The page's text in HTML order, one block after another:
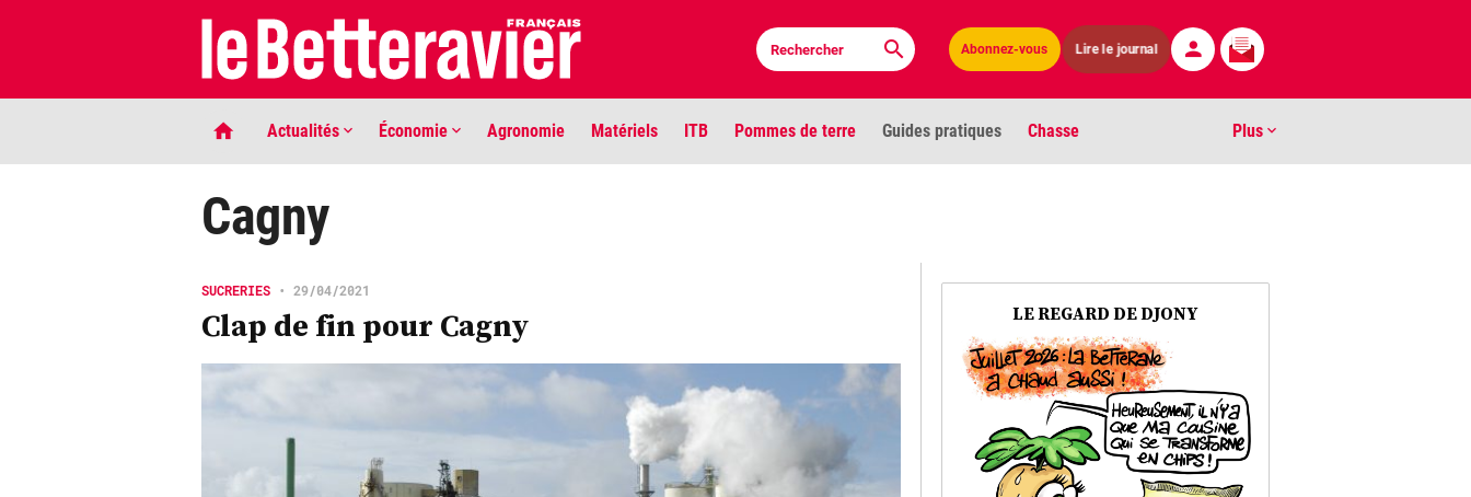
Abonnez-vous Lire le journal
Actualités Économie Agronomie Matériels ITB Pommes de terre Guides pratiques Chasse Plus
Les louvetiers devant le Parlement
Biocarburants
Environnement
Vidéos
Contact
Cagny
SUCRERIES • 29/04/2021
Clap de fin pour Cagny LE REGARD DE DJONY